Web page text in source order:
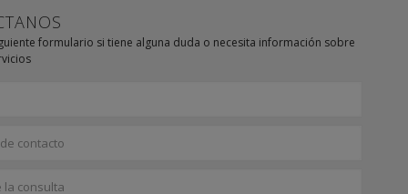
formulario si tiene alguna duda o necesita información sobre